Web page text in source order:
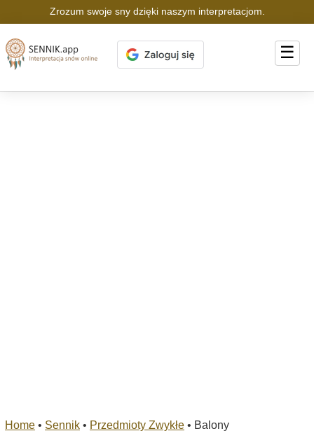
Zrozum swoje sny dzięki naszym interpretacjom.
☰
Home • Sennik • Przedmioty Zwykłe • Balony